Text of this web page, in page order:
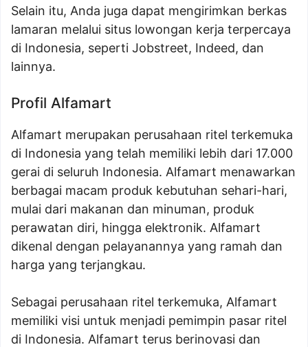
Selain itu, Anda juga dapat mengirimkan berkas
lamaran melalui situs lowongan kerja terpercaya
di Indonesia, seperti Jobstreet, Indeed, dan
lainnya.
Profil Alfamart
Alfamart merupakan perusahaan ritel terkemuka
di Indonesia yang telah memiliki lebih dari 17.000
gerai di seluruh Indonesia. Alfamart menawarkan
berbagai macam produk kebutuhan sehari-hari,
mulai dari makanan dan minuman, produk
perawatan diri, hingga elektronik. Alfamart
dikenal dengan pelayanannya yang ramah dan
harga yang terjangkau.
Sebagai perusahaan ritel terkemuka, Alfamart
memiliki visi untuk menjadi pemimpin pasar ritel
di Indonesia. Alfamart terus berinovasi dan